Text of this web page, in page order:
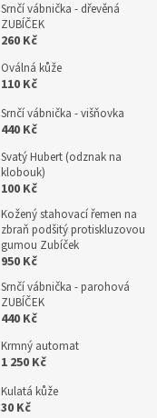
Srnčí vábnička - dřevěná
ZUBÍČEK
260 Kč
Oválná kůže
110 Kč
Srnčí vábnička - višňovka
440 Kč
Svatý Hubert (odznak na
klobouk)
100 Kč
Kožený stahovací řemen na
zbraň podšitý protiskluzovou
gumou Zubíček
950 Kč
Srnčí vábnička - parohová
ZUBÍČEK
440 Kč
Krmný automat
1 250 Kč
Kulatá kůže
30 Kč